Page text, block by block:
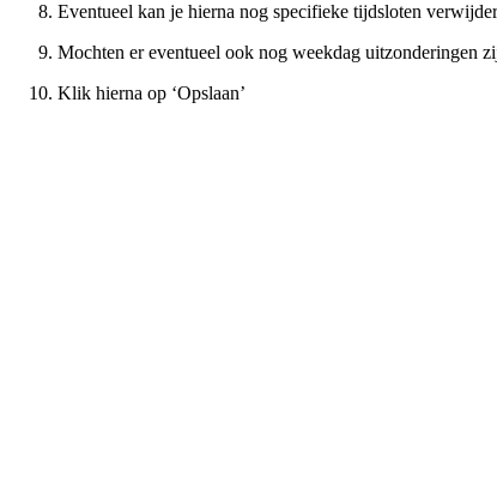
Eventueel kan je hierna nog specifieke tijdsloten
Mochten er eventueel ook nog weekdag uitzonderingen
Klik hierna op ‘Opslaan’